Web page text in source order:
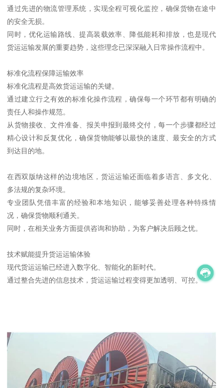
通过先进的物流管理系统，实现全程可视化监控，确保货物在途中
的安全无损。
同时，优化运输路线、提高装载效率、降低能耗和排放，也是现代
货运运输发展的重要趋势，这些理念已深深融入日常操作流程中。
标准化流程保障运输效率
标准化流程是高效货运运输的关键。
通过建立行之有效的标准化操作流程，确保每一个环节都有明确的
责任人和操作规范。
从货物接收、文件准备、报关申报到最终交付，每一个步骤都经过
精心设计和反复优化，确保货物能够以最快的速度、最安全的方式
到达目的地。
在西双版纳这样的边境地区，货运运输还面临着多语言、多文化、
多法规的复杂环境。
专业团队凭借丰富的经验和本地知识，能够妥善处理各种特殊情
况，确保货物顺利通关。
同时，在相关业务方面提供咨询和协助，为客户解决后顾之忧。
技术赋能提升货运运输体验
现代货运运输已经进入数字化、智能化的新时代。
通过整合先进的信息技术，货运运输过程变得更加透明、可控。